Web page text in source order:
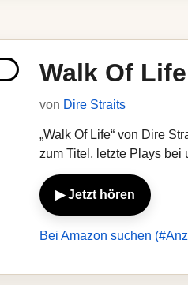
Walk Of Life
von Dire Straits
„Walk Of Life“ von Dire
zum Titel, letzte Plays bei
▶ Jetzt hören
Bei Amazon suchen